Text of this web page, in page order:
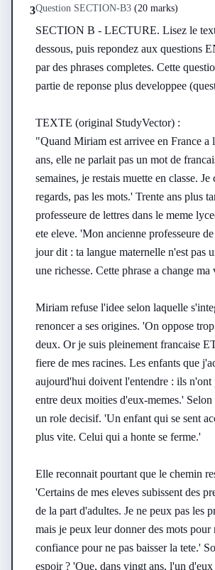
3Question SECTION-B3 (20 marks)
SECTION B - LECTURE. Lisez le
dessous, puis repondez aux questions
par des phrases completes. Cette
partie de reponse plus developpee
TEXTE (original StudyVector) :
"Quand Miriam est arrivee en France a
ans, elle ne parlait pas un mot de
semaines, je restais muette en classe. Je
regards, pas les mots.' Trente ans plus
professeure de lettres dans le meme
ete eleve. 'Mon ancienne professeure
jour dit : ta langue maternelle n'est pas
une richesse. Cette phrase a change ma
Miriam refuse l'idee selon laquelle
renoncer a ses origines. 'On oppose
deux. Or je suis pleinement francaise
fiere de mes racines. Les enfants que
aujourd'hui doivent l'entendre : ils n'ont
entre deux moities d'eux-memes.'
un role decisif. 'Un enfant qui se sent
plus vite. Celui qui a honte se ferme.'
Elle reconnait pourtant que le chemin
'Certains de mes eleves subissent des
de la part d'adultes. Je ne peux pas les
mais je peux leur donner des mots pour
confiance pour ne pas baisser la tete.'
espoir ? 'Que, dans vingt ans, l'un